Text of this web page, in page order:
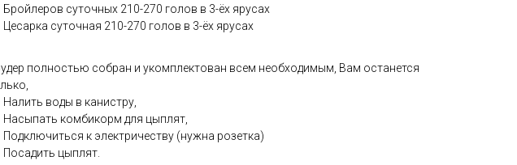
Бройлеров суточных 210-270 голов в 3-ёх ярусах
Цесарка суточная 210-270 голов в 3-ёх ярусах
полностью собран и укомплектован всем необходимым, Вам останется
Налить воды в канистру,
Насыпать комбикорм для цыплят,
Подключиться к электричеству (нужна розетка)
Посадить цыплят.